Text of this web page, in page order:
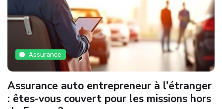
Assurance
Assurance auto entrepreneur à l'étranger
: êtes-vous couvert pour les missions hors